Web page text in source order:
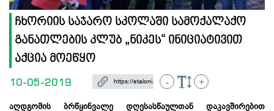
ჩხორიის საჯარო სკოლაში სამოქალაქო
განათლების კლუბ „ნიკეს“ ინიციატივით
აქცია მოეწყო
10-05-2019 - +
აღდგომის ბრწყინვალე დღესასწაულთან დაკავშირებით